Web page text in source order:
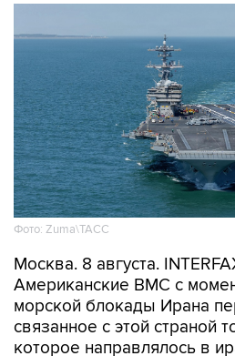
Фото: Zuma\ТАСС
Москва. 8 августа.
Американские ВМС с
морской блокады Ирана
связанное с этой страной
которое направлялось в